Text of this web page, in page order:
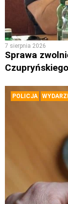
7 sierpnia 2026
Sprawa
POLICJA